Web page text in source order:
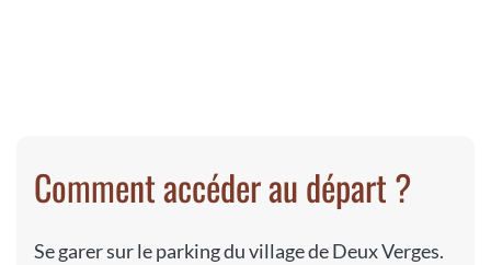
Comment accéder au départ ?
Se garer sur le parking du village de Deux Verges.